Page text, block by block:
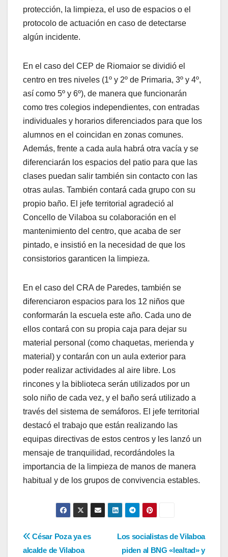
protección, la limpieza, el uso de espacios o el
protocolo de actuación en caso de detectarse
algún incidente.
En el caso del CEP de Riomaior se dividió el
centro en tres niveles (1º y 2º de Primaria, 3º y 4º,
así como 5º y 6º), de manera que funcionarán
como tres colegios independientes, con entradas
individuales y horarios diferenciados para que los
alumnos en el coincidan en zonas comunes.
Además, frente a cada aula habrá otra vacía y se
diferenciarán los espacios del patio para que las
clases puedan salir también sin contacto con las
otras aulas. También contará cada grupo con su
propio baño. El jefe territorial agradeció al
Concello de Vilaboa su colaboración en el
mantenimiento del centro, que acaba de ser
pintado, e insistió en la necesidad de que los
consistorios garanticen la limpieza.
En el caso del CRA de Paredes, también se
diferenciaron espacios para los 12 niños que
conformarán la escuela este año. Cada uno de
ellos contará con su propia caja para dejar su
material personal (como chaquetas, merienda y
material) y contarán con un aula exterior para
poder realizar actividades al aire libre. Los
rincones y la biblioteca serán utilizados por un
solo niño de cada vez, y el baño será utilizado a
través del sistema de semáforos. El jefe territorial
destacó el trabajo que están realizando las
equipas directivas de estos centros y les lanzó un
mensaje de tranquilidad, recordándoles la
importancia de la limpieza de manos de manera
habitual y de los grupos de convivencia estables.
Navegación
Los socialistas de Vilaboa
piden al BNG «lealtad» y
César Poza ya es
alcalde de Vilaboa